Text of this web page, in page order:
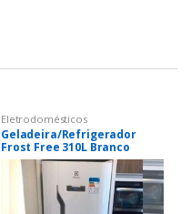
Eletrodomésticos
Geladeira/Refrigerador
Frost Free 310L Branco
Electrolux (TF39)